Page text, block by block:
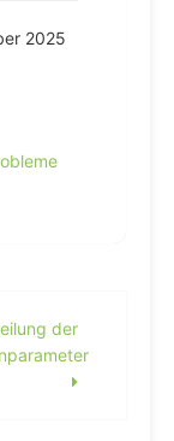
2025
der